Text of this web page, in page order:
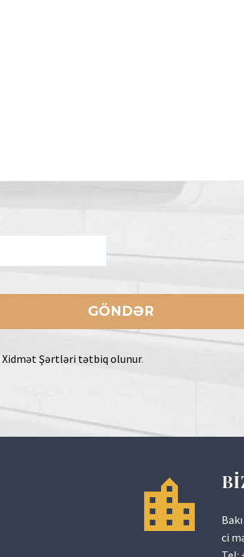
Xidmət Şərtləri tətbiq olunur.
ci